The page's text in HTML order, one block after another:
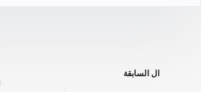
ال السابقة